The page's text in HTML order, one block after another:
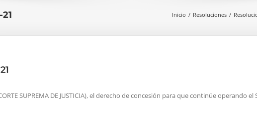
Inicio / Resoluciones /
SUPREMA DE JUSTICIA), el derecho de concesión para que continúe operando